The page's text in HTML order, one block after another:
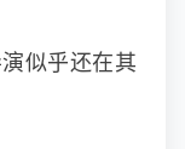
似乎还在其